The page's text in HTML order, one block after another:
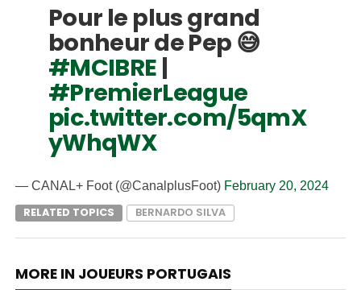
Pour le plus grand
bonheur de Pep 😅
#MCIBRE |
#PremierLeague
pic.twitter.com/5qmX
yWhqWX
— CANAL+ Foot (@CanalplusFoot) February 20, 2024
RELATED TOPICS
BERNARDO SILVA
MORE IN JOUEURS PORTUGAIS